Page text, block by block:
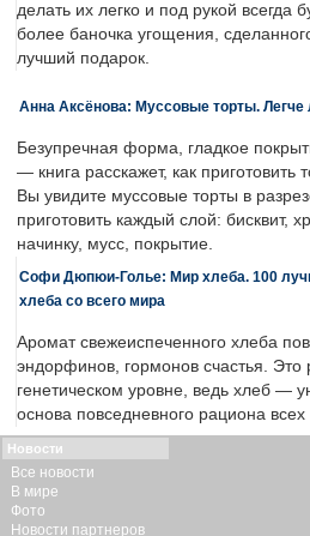
делать их легко и под рукой всегда
более баночка угощения,
лучший подарок.
Анна Аксёнова: Муссовые торты. Легче
Безупречная форма, гладкое
— книга расскажет, как приготовить
Вы увидите муссовые торты в
приготовить каждый слой: бисквит,
начинку, мусс, покрытие.
Софи Дюпюи-Голье: Мир хлеба. 100
хлеба со всего мира
Аромат свежеиспеченного хлеба
эндорфинов, гормонов счастья. Это
генетическом уровне, ведь хлеб —
основа повседневного рациона
Новости
Все новости
В мире
Фото
Новости партнеров